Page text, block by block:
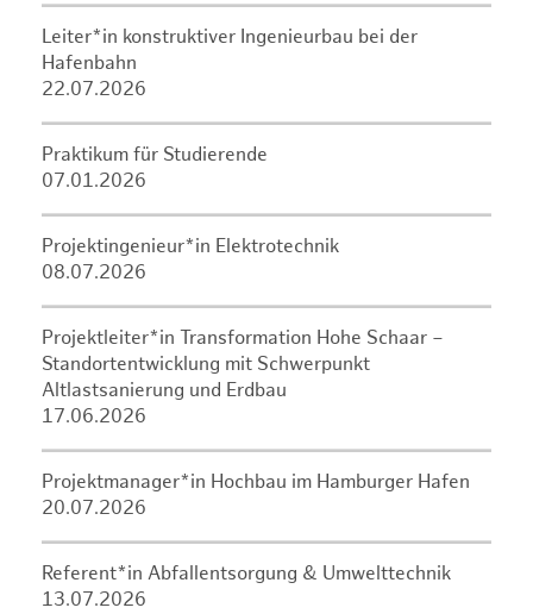
Leiter*in konstruktiver Ingenieurbau bei der
Hafenbahn
22.07.2026
Praktikum für Studierende
07.01.2026
Projektingenieur*in Elektrotechnik
08.07.2026
Projektleiter*in Transformation Hohe Schaar –
Standortentwicklung mit Schwerpunkt
Altlastsanierung und Erdbau
17.06.2026
Projektmanager*in Hochbau im Hamburger Hafen
20.07.2026
Referent*in Abfallentsorgung & Umwelttechnik
13.07.2026